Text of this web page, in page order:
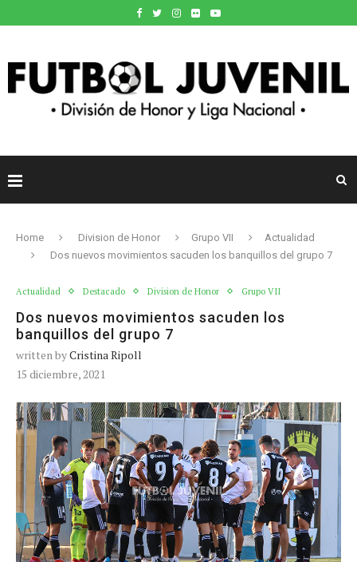
Home Division de Honor Grupo VII
Actualidad
Dos nuevos movimientos sacuden los banquillos del grupo 7
Actualidad Destacado Division de Honor Grupo VII
Dos nuevos movimientos sacuden los
banquillos del grupo 7
written byCristina Ripoll
15 diciembre, 2021